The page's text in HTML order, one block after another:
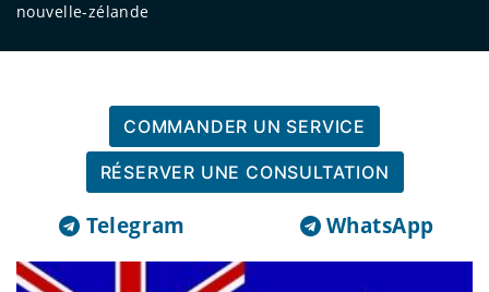
nouvelle-zélande
COMMANDER UN SERVICE
RÉSERVER UNE CONSULTATION
Telegram WhatsApp